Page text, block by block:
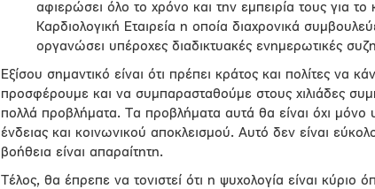
αφιερώσει όλο το χρόνο και την εμπειρία τους για
Καρδιολογική Εταιρεία η οποία διαχρονικά
οργανώσει υπέροχες διαδικτυακές ενημερωτικές
Εξίσου σημαντικό είναι ότι πρέπει κράτος και πολίτες να
προσφέρουμε και να συμπαρασταθούμε στους χιλιάδες
πολλά προβλήματα. Τα προβλήματα αυτά θα είναι όχι μόνο
ένδειας και κοινωνικού αποκλεισμού. Αυτό δεν είναι
βοήθεια είναι απαραίτητη.
Τέλος, θα έπρεπε να τονιστεί ότι η ψυχολογία είναι κύριο